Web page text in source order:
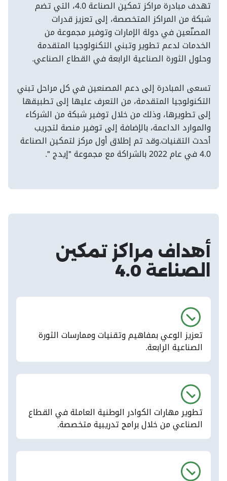
تهدف مبادرة مراكز تمكين الصناعة 4.0، التي تضم
شبكة من المراكز المتخصصة، إلى تعزيز قدرات
المصنّعين في دولة الإمارات وتوفير مجموعة من
الخدمات لدعم تطوير وتبني التكنولوجيا المتقدمة
وحلول الثورة الصناعية الرابعة في القطاع الصناعي.
تسعى المبادرة إلى دعم المصنعين في كل مراحل تبني
التكنولوجيا المتقدمة، من التعرف عليها إلى تطبيقها
إلى تطويرها، وذلك من خلال توفير شبكة من الشركاء
والموارد الداعمة، بالإضافة إلى توفير منصة لتجريب
أحدث التقنيات.وقد تم إطلاق أول مركز لتمكين الصناعة
4.0 في عام 2022 بالشراكة مع مجموعة "إيدج ".
أهداف مراكز تمكين
الصناعة 4.0
تعزيز الوعي بمفاهيم وتقنيات وممارسات الثورة
الصناعية الرابعة.
تطوير مهارات الكوادر الوطنية العاملة في القطاع
الصناعي من خلال برامج تدريبية متخصصة.